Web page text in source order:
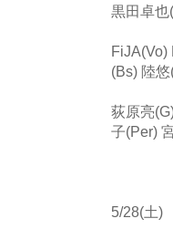
黒田卓
FiJA(Vo)
(Bs) 陸
荻原亮
子(Per)
5/28(土)